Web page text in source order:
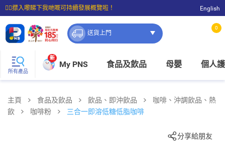
☝🏼㩒入嚟睇下我哋嘅可持續發展概覽啦！
⭐購物滿$399即享免費送貨；滿$100即可免費店取。
English
送貨上門
0
所有產品
新
My PNS 食品及飲品 母嬰 個人
主頁 食品及飲品 飲品、即沖飲品
咖啡、沖調飲品、熱
飲
咖啡粉 三合一即溶低糖低脂咖啡
分享給朋友